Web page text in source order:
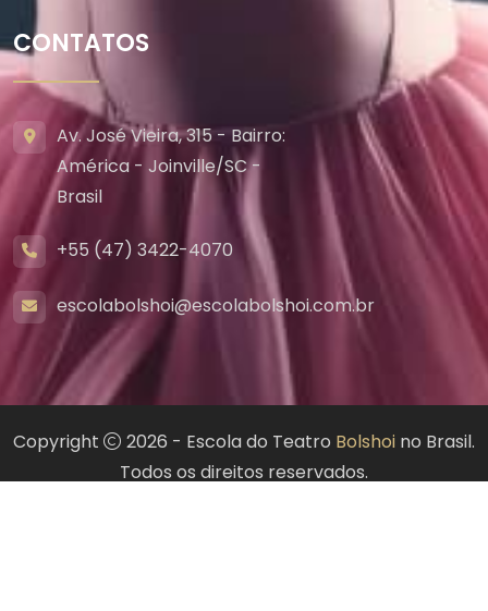
CONTATOS
Av. José Vieira, 315 - Bairro:
América - Joinville/SC -
Brasil
+55 (47) 3422-4070
escolabolshoi@escolabolshoi.com.br
Copyright 2026 - Escola do Teatro Bolshoi no Brasil.
Todos os direitos reservados.